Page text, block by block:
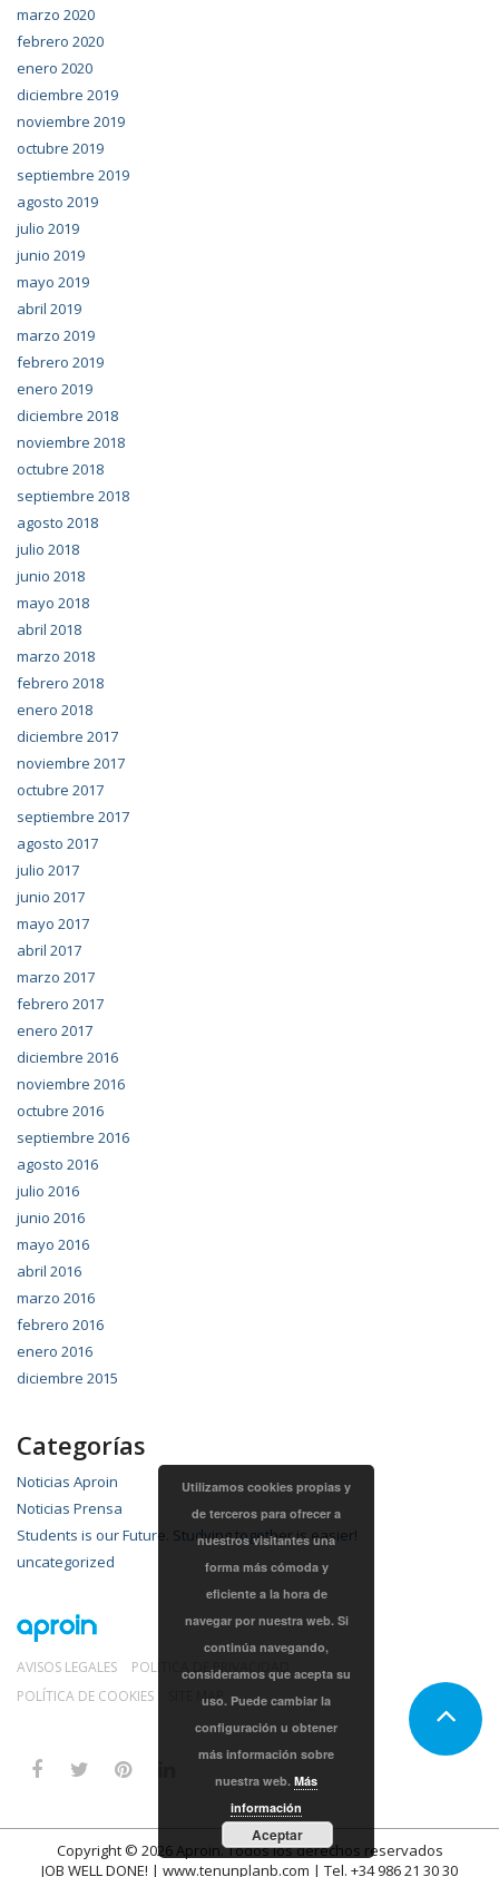
marzo 2020
febrero 2020
enero 2020
diciembre 2019
noviembre 2019
octubre 2019
septiembre 2019
agosto 2019
julio 2019
junio 2019
mayo 2019
abril 2019
marzo 2019
febrero 2019
enero 2019
diciembre 2018
noviembre 2018
octubre 2018
septiembre 2018
agosto 2018
julio 2018
junio 2018
mayo 2018
abril 2018
marzo 2018
febrero 2018
enero 2018
diciembre 2017
noviembre 2017
octubre 2017
septiembre 2017
agosto 2017
julio 2017
junio 2017
mayo 2017
abril 2017
marzo 2017
febrero 2017
enero 2017
diciembre 2016
noviembre 2016
octubre 2016
septiembre 2016
agosto 2016
julio 2016
junio 2016
mayo 2016
abril 2016
marzo 2016
febrero 2016
enero 2016
diciembre 2015
Categorías
Noticias Aproin
Noticias Prensa
Students is our Future. Studying together is easier!
uncategorized
AVISOS LEGALES
POLÍTICA DE PRIVACIDAD
POLÍTICA DE COOKIES
SITE MAP
Copyright © 2026Aproin.Todos los derechos reservados
JOB WELL DONE! | www.tenunplanb.com | Tel. +34 986 21 30 30
Utilizamos cookies propias y
de terceros para ofrecer a
nuestros visitantes una
forma más cómoda y
eficiente a la hora de
navegar por nuestra web. Si
continúa navegando,
consideramos que acepta su
uso. Puede cambiar la
configuración u obtener
más información sobre
nuestra web. Más
información
Aceptar